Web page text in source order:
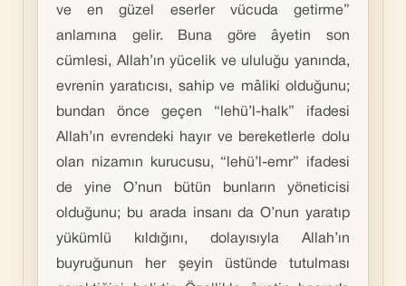
ve en güzel eserler vücuda getirme”
anlamına gelir. Buna göre âyetin son
cümlesi, Allah’ın yücelik ve ululuğu yanında,
evrenin yaratıcısı, sahip ve mâliki olduğunu;
bundan önce geçen “lehü’l-halk” ifadesi
Allah’ın evrendeki hayır ve bereketlerle dolu
olan nizamın kurucusu, “lehü’l-emr” ifadesi
de yine O’nun bütün bunların yöneticisi
olduğunu; bu arada insanı da O’nun yaratıp
yükümlü kıldığını, dolayısıyla Allah’ın
buyruğunun her şeyin üstünde tutulması